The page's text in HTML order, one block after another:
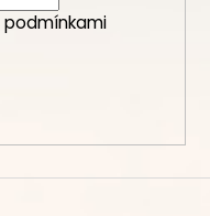
podmínkami